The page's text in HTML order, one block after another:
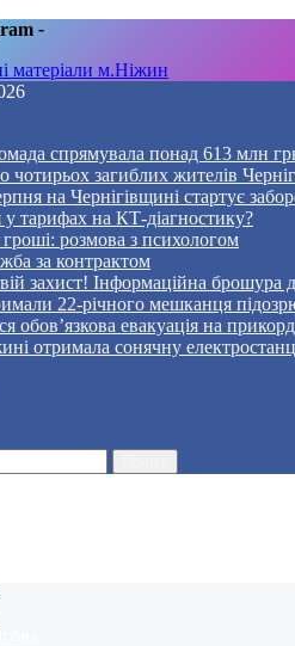
-
матеріали м.Ніжин
спрямувала понад 613 млн
загиблих жителів
на Чернігівщині стартує
тарифах на КТ-діагностику?
розмова з психологом
за контрактом
захист! Інформаційна брошура
22-річного мешканця
обов’язкова евакуація на
отримала сонячну